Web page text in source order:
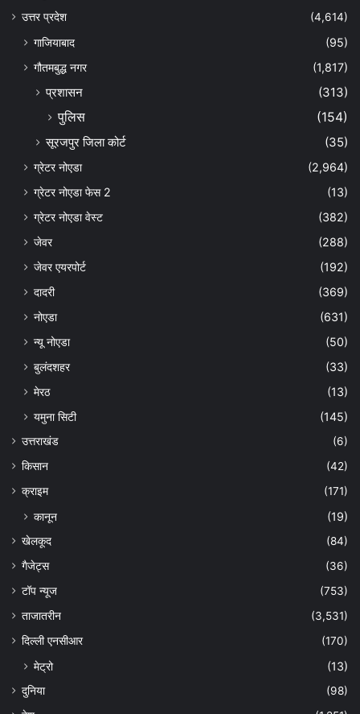
उत्तर प्रदेश
(4,614)
गाजियाबाद
(95)
गौतमबुद्ध नगर
(1,817)
प्रशासन
(313)
पुलिस
(154)
सूरजपुर जिला कोर्ट
(35)
ग्रेटर नोएडा
(2,964)
ग्रेटर नोएडा फेस 2
(13)
ग्रेटर नोएडा वेस्ट
(382)
जेवर
(288)
जेवर एयरपोर्ट
(192)
दादरी
(369)
नोएडा
(631)
न्यू नोएडा
(50)
बुलंदशहर
(33)
मेरठ
(13)
यमुना सिटी
(145)
उत्तराखंड
(6)
किसान
(42)
क्राइम
(171)
कानून (19)
खेलकूद
(84)
गैजेट्स
(36)
टॉप न्यूज
(753)
ताजातरीन
(3,531)
दिल्ली एनसीआर
(170)
मेट्रो (13)
दुनिया
(98)